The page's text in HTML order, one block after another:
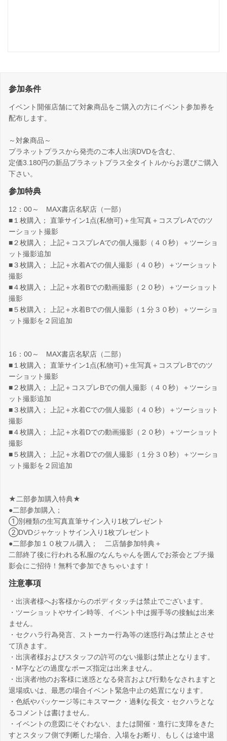
参加条件
イベント開催店舗にて対象商品をご購入の方にイベント参加券を
配布します。
～対象商品～
プラネットプラスから発売のご本人出演DVDを含む、
定価3.180円の新品プラネットプラス全タイトルからお選びご購入
下さい。
参加特典
12：00～ MAX書店名駅店（一部）
■１枚購入； 直筆サイン1点(私物可)＋生写真＋コスプレAでのツ
ーショット撮影
■２枚購入； 上記＋コスプレAでの個人撮影（４０秒）＋ツーショ
ット撮影追加
■３枚購入； 上記＋水着Aでの個人撮影（４０秒）＋ツーショット
撮影
■４枚購入； 上記＋水着Bでの動画撮影（２０秒）＋ツーショット
撮影
■５枚購入； 上記＋水着Bでの個人撮影（１分３０秒）＋ツーショ
ット撮影を２回追加
16：00～ MAX書店名駅店（二部）
■１枚購入； 直筆サイン1点(私物可)＋生写真＋コスプレBでのツ
ーショット撮影
■２枚購入； 上記＋コスプレBでの個人撮影（４０秒）＋ツーショ
ット撮影追加
■３枚購入； 上記＋水着Cでの個人撮影（４０秒）＋ツーショット
撮影
■４枚購入； 上記＋水着Dでの動画撮影（２０秒）＋ツーショット
撮影
■５枚購入； 上記＋水着Dでの個人撮影（１分３０秒）＋ツーショ
ット撮影を２回追加
★二部参加購入特典★
●二部参加購入；
①別種類の生写真直筆サイン入り1枚プレゼント
②DVDジャケットサイン入り1枚プレゼント
●二部参加１０枚フル購入； 二店舗参加特典＋
二部終了後に行われる私服のなんちゃんを囲んでお茶会とプチ撮
影会にご招待！無料で参加できちゃいます！
注意事項
・出演者様へお客様からのボディタッチは禁止でございます。
・ツーショットやサイン時等、イベント中は握手等の接触は出来
ません。
・セクハラ行為発言、ストーカー行為等の迷惑行為は禁止とさせ
て頂きます。
・出演者様およびスタッフの許可のない撮影は禁止となります。
・M字などの過度なポーズ指定は出来ません。
・出演者/他のお客様に迷惑となる発言および行動をなされますと
退場或いは、最悪の場合イベント緊急中止の処置になります。
・色紙やパッケージ等にキスマーク・過剰な長文・セクハラとな
るコメントは書けません。
・イベントの意図にそぐわない、または開催・進行に支障をきた
すとスタッフ側で判断した場合、入場をお断り、もしくは途中退